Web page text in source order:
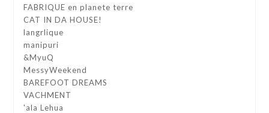
FABRIQUE en planete terre
CAT IN DA HOUSE!
langrlique
manipuri
&MyuQ
MessyWeekend
BAREFOOT DREAMS
VACHMENT
'ala Lehua